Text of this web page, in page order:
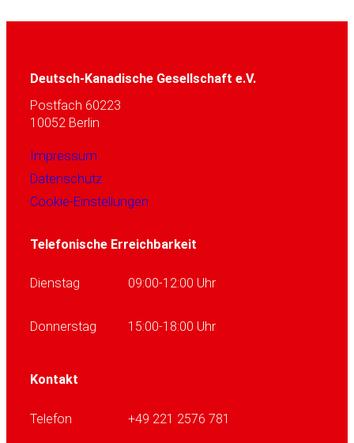
Deutsch-Kanadische Gesellschaft e.V.
Postfach 60223
10052 Berlin
Impressum
Datenschutz
Cookie-Einstellungen
Telefonische Erreichbarkeit
Dienstag 09:00-12:00 Uhr
Donnerstag 15:00-18:00 Uhr
Kontakt
Telefon +49 221 2576 781